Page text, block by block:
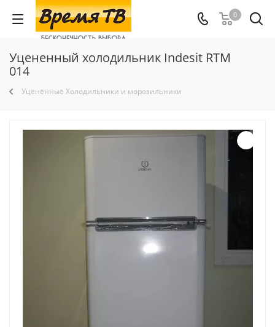
0
Уцененный холодильник Indesit RTM
014
Уцененные Холодильники и морозильники